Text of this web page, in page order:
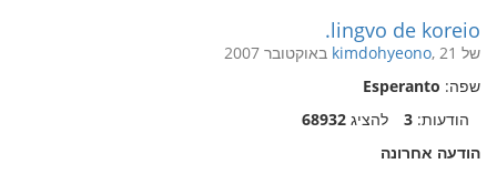
lingvo de koreio.
של kimdohyeono, 21 באוקטובר 2007
שפה: Esperanto
הודעות: 3 להציג 68932
הודעה אחרונה